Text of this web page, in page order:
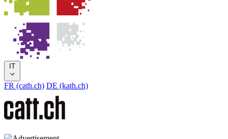
IT
FR (cath.ch) DE (kath.ch)